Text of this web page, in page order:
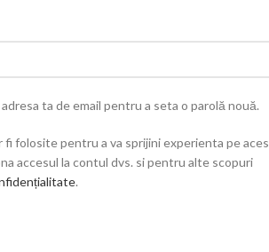
ta de email pentru a seta o parolă nouă.
fi folosite pentru a va sprijini experienta pe
accesul la contul dvs. si pentru alte scopuri
.